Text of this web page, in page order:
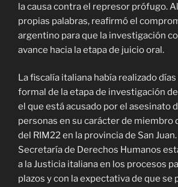
la causa contra el represor prófugo.
propias palabras, reafirmó el
argentino para que la investigación
avance hacia la etapa de juicio oral.
La fiscalía italiana había realizado
formal de la etapa de investigación
el que está acusado por el asesinato
personas en su carácter de miembro
del RIM22 en la provincia de San
Secretaría de Derechos Humanos
a la Justicia italiana en los procesos
plazos y con la expectativa de que se